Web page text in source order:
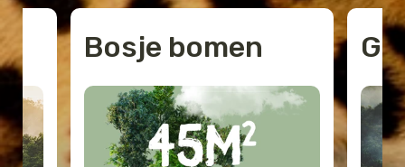
Bosje bomen